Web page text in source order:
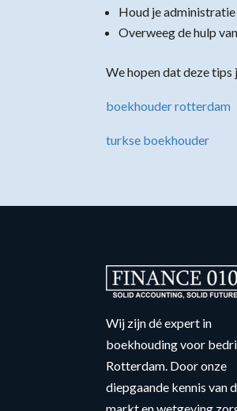
Houd je
Overweeg de hulp
We hopen dat deze tips
boekhouder rotterdam
turkse boekhouder
Wij zijn dé expert in
boekhouding voor
Rotterdam. Door onze
diepgaande kennis van